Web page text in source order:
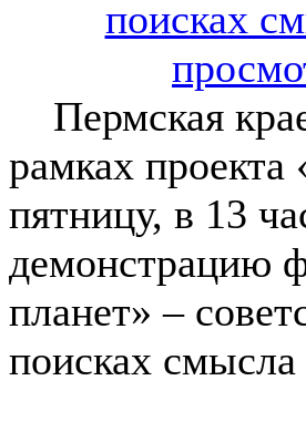
Пермская
рамках проекта
пятницу, в 13
демонстрацию
планет» –
поисках